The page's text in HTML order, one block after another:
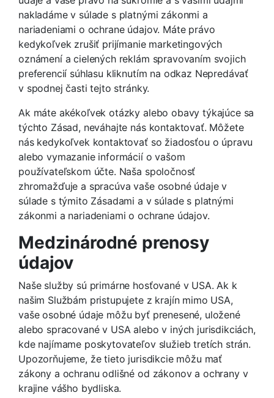
nakladáme v súlade s platnými zákonmi a
nariadeniami o ochrane údajov. Máte právo
kedykoľvek zrušiť prijímanie marketingových
oznámení a cielených reklám spravovaním svojich
preferencií súhlasu kliknutím na odkaz Nepredávať
v spodnej časti tejto stránky.
Ak máte akékoľvek otázky alebo obavy týkajúce sa
týchto Zásad, neváhajte nás kontaktovať. Môžete
nás kedykoľvek kontaktovať so žiadosťou o úpravu
alebo vymazanie informácií o vašom
používateľskom účte. Naša spoločnosť
zhromažďuje a spracúva vaše osobné údaje v
súlade s týmito Zásadami a v súlade s platnými
zákonmi a nariadeniami o ochrane údajov.
Medzinárodné prenosy
údajov
Naše služby sú primárne hosťované v USA. Ak k
našim Službám pristupujete z krajín mimo USA,
vaše osobné údaje môžu byť prenesené, uložené
alebo spracované v USA alebo v iných jurisdikciách,
kde najímame poskytovateľov služieb tretích strán.
Upozorňujeme, že tieto jurisdikcie môžu mať
zákony a ochranu odlišné od zákonov a ochrany v
krajine vášho bydliska.